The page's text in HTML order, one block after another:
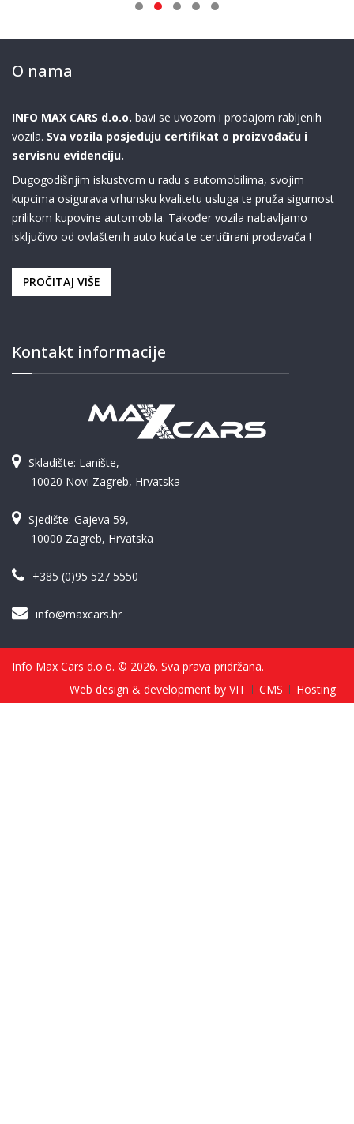
O nama
INFO MAX CARS d.o.o. bavi se uvozom i prodajom rabljenih
vozila. Sva vozila posjeduju certifikat o proizvođaču i
servisnu evidenciju.
Dugogodišnjim iskustvom u radu s automobilima, svojim
kupcima osigurava vrhunsku kvalitetu usluga te pruža sigurnost
prilikom kupovine automobila. Također vozila nabavljamo
isključivo od ovlaštenih auto kuća te certificirani prodavača !
PROČITAJ VIŠE
Kontakt informacije
Skladište: Lanište,
10020 Novi Zagreb, Hrvatska
Sjedište: Gajeva 59,
10000 Zagreb, Hrvatska
+385 (0)95 527 5550
info@maxcars.hr
Info Max Cars d.o.o. © 2026. Sva prava pridržana.
Web design & development by VIT
CMS Hosting